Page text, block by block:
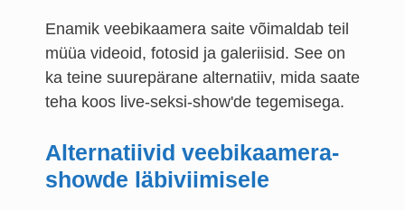
Enamik veebikaamera saite võimaldab teil
müüa videoid, fotosid ja galeriisid. See on
ka teine suurepärane alternatiiv, mida saate
teha koos live-seksi-show'de tegemisega.
Alternatiivid veebikaamera-
showde läbiviimisele